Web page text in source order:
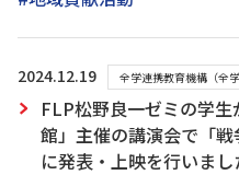
2024.12.19 全学連携教育機構（全
FLP松野良一ゼミの学
館」主催の講演会で「
に発表・上映を行いまし